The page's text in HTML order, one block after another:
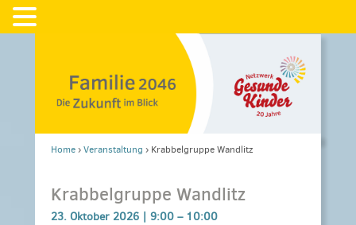
Home›Veranstaltung › Krabbelgruppe Wandlitz
Krabbelgruppe Wandlitz
23. Oktober 2026 | 9:00 – 10:00